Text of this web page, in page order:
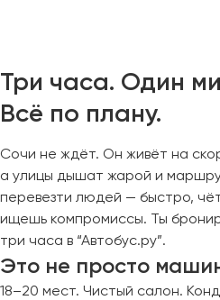
Три часа. Один
Всё по плану.
Сочи не ждёт. Он живёт на
а улицы дышат жарой и
перевезти людей — быстро,
ищешь компромиссы. Ты
три часа в “Автобус.ру”.
Это не просто
18–20 мест. Чистый салон.